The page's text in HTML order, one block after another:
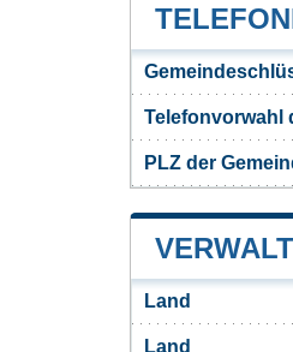
Telefonvorwahl
PLZ der
Land
Land